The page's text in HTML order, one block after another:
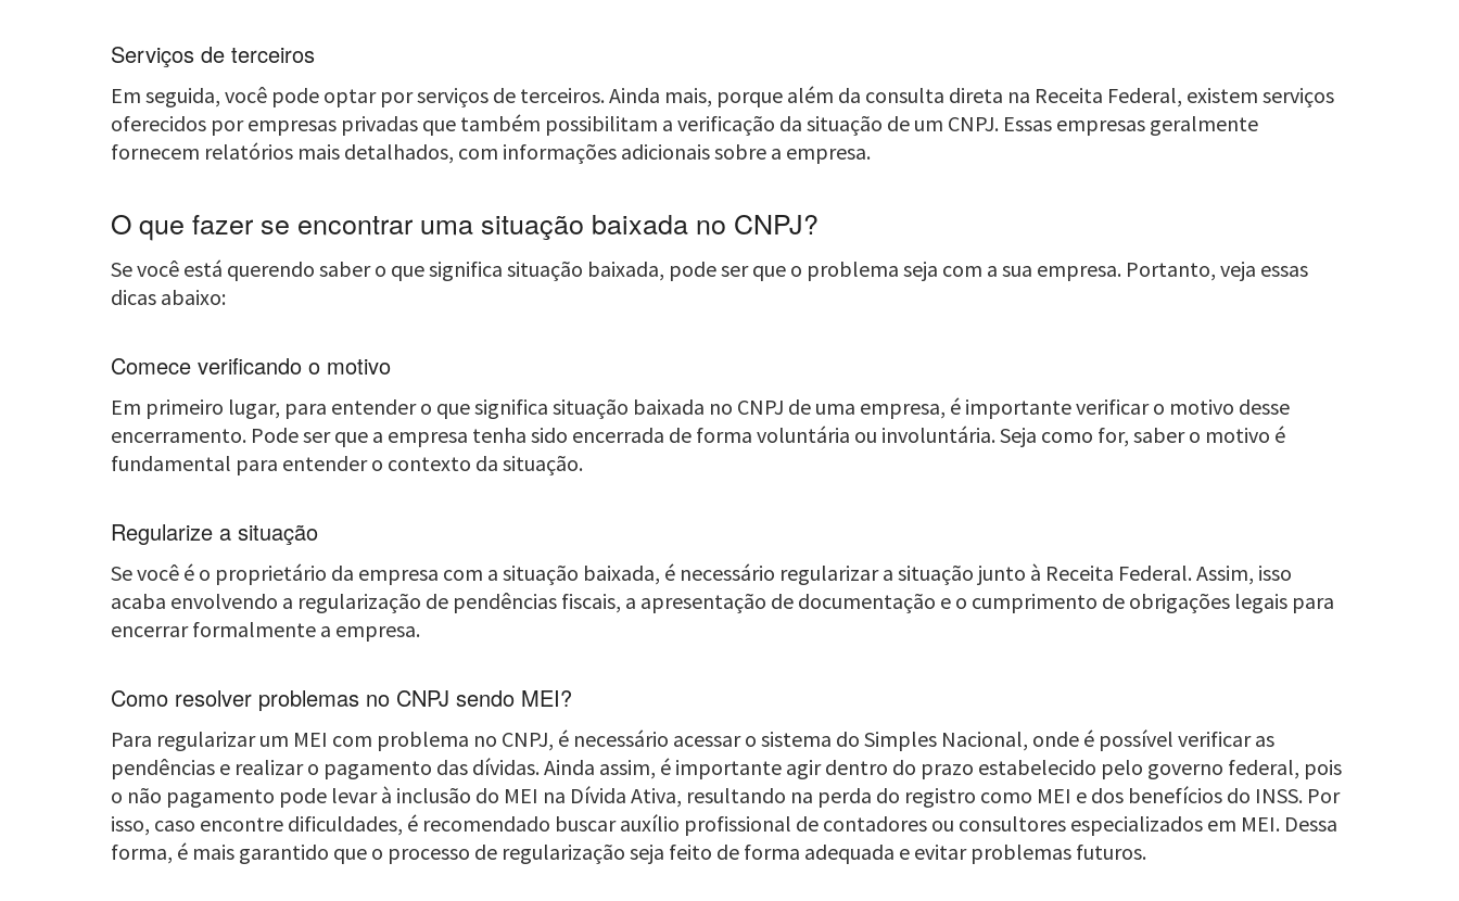
Serviços de terceiros
Em seguida, você pode optar por serviços de terceiros. Ainda mais, porque além da consulta direta na Receita Federal, existem serviços
oferecidos por empresas privadas que também possibilitam a verificação da situação de um CNPJ. Essas empresas geralmente
fornecem relatórios mais detalhados, com informações adicionais sobre a empresa.
O que fazer se encontrar uma situação baixada no CNPJ?
Se você está querendo saber o que significa situação baixada, pode ser que o problema seja com a sua empresa. Portanto, veja essas
dicas abaixo:
Comece verificando o motivo
Em primeiro lugar, para entender o que significa situação baixada no CNPJ de uma empresa, é importante verificar o motivo desse
encerramento. Pode ser que a empresa tenha sido encerrada de forma voluntária ou involuntária. Seja como for, saber o motivo é
fundamental para entender o contexto da situação.
Regularize a situação
Se você é o proprietário da empresa com a situação baixada, é necessário regularizar a situação junto à Receita Federal. Assim, isso
acaba envolvendo a regularização de pendências fiscais, a apresentação de documentação e o cumprimento de obrigações legais para
encerrar formalmente a empresa.
Como resolver problemas no CNPJ sendo MEI?
Para regularizar um MEI com problema no CNPJ, é necessário acessar o sistema do Simples Nacional, onde é possível verificar as
pendências e realizar o pagamento das dívidas. Ainda assim, é importante agir dentro do prazo estabelecido pelo governo federal, pois
o não pagamento pode levar à inclusão do MEI na Dívida Ativa, resultando na perda do registro como MEI e dos benefícios do INSS. Por
isso, caso encontre dificuldades, é recomendado buscar auxílio profissional de contadores ou consultores especializados em MEI. Dessa
forma, é mais garantido que o processo de regularização seja feito de forma adequada e evitar problemas futuros.